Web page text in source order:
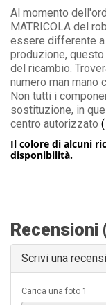
Al momento
MATRICOLA del
essere differente a
produzione,
del ricambio.
numero man mano
Non tutti i
sostituzione, in
centro autorizzato
Il colore di alcuni
disponibilità.
Recensioni
Scrivi una
Carica una foto 1